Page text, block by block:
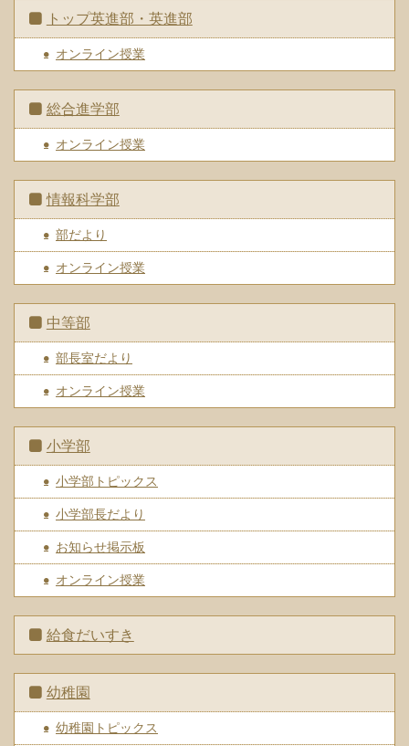
トップ英進部・英進部
オンライン授業
総合進学部
オンライン授業
情報科学部
部だより
オンライン授業
中等部
部長室だより
オンライン授業
小学部
小学部トピックス
小学部長だより
お知らせ掲示板
オンライン授業
給食だいすき
幼稚園
幼稚園トピックス